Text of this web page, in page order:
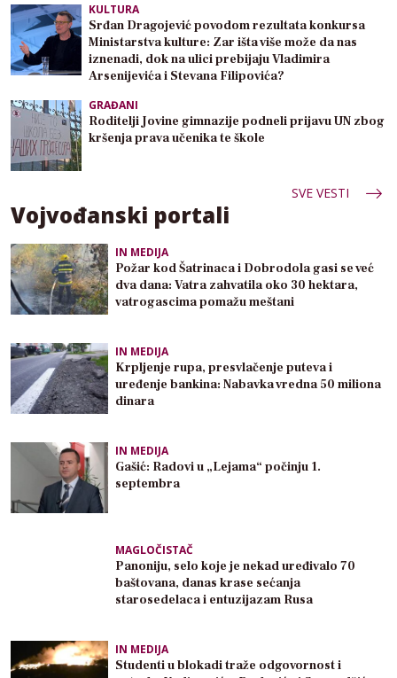
KULTURA
Srđan Dragojević povodom rezultata konkursa
Ministarstva kulture: Zar išta više može da nas
iznenadi, dok na ulici prebijaju Vladimira
Arsenijevića i Stevana Filipovića?
GRAĐANI
Roditelji Jovine gimnazije podneli prijavu UN zbog
kršenja prava učenika te škole
SVE VESTI
Vojvođanski portali
IN MEDIJA
Požar kod Šatrinaca i Dobrodola gasi se već
dva dana: Vatra zahvatila oko 30 hektara,
vatrogascima pomažu meštani
IN MEDIJA
Krpljenje rupa, presvlačenje puteva i
uređenje bankina: Nabavka vredna 50 miliona
dinara
IN MEDIJA
Gašić: Radovi u „Lejama“ počinju 1.
septembra
MAGLOČISTAČ
Panoniju, selo koje je nekad uređivalo 70
baštovana, danas krase sećanja
starosedelaca i entuzijazam Rusa
IN MEDIJA
Studenti u blokadi traže odgovornost i